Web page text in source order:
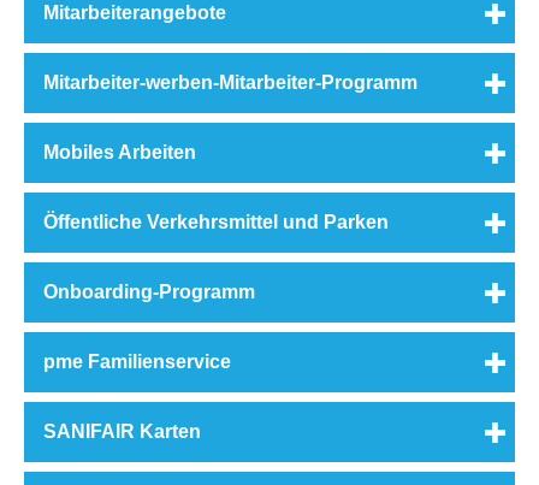
Mitarbeiterangebote
Mitarbeiter-werben-Mitarbeiter-Programm
Mobiles Arbeiten
Öffentliche Verkehrsmittel und Parken
Onboarding-Programm
pme Familienservice
SANIFAIR Karten